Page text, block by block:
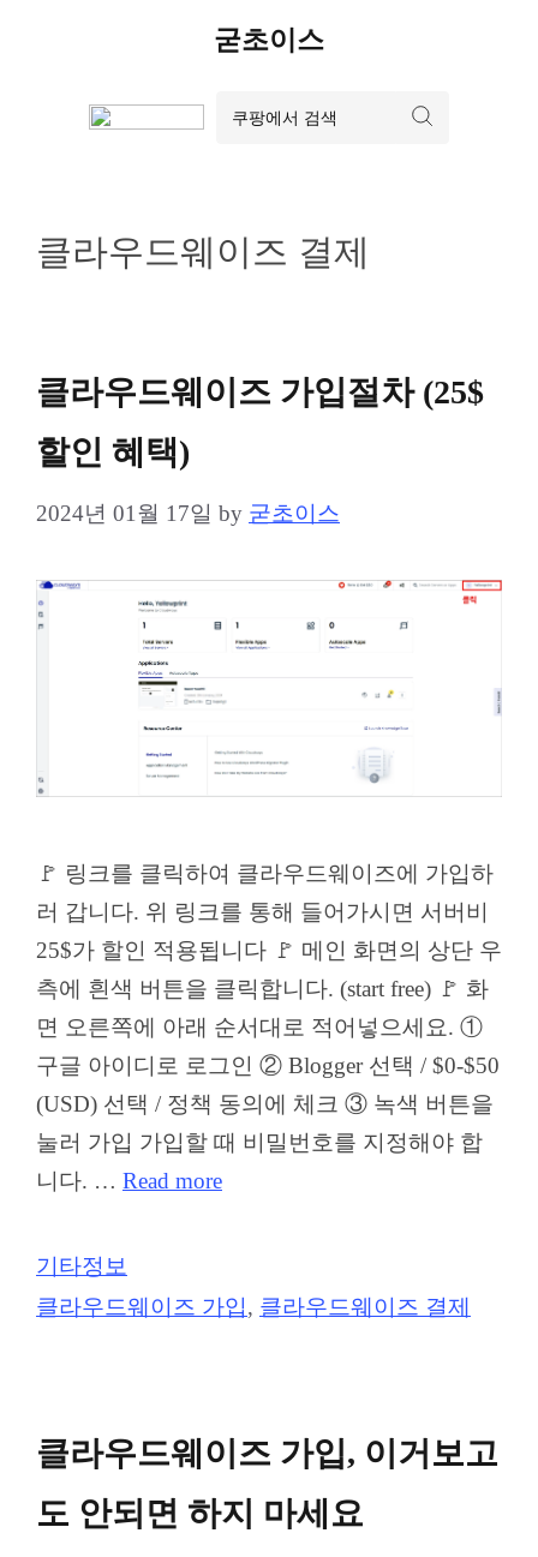
굳초이스
클라우드웨이즈 결제
클라우드웨이즈 가입절차 (25$
할인 혜택)
2024년 01월 17일 by 굳초이스
🚩 링크를 클릭하여 클라우드웨이즈에 가입하
러 갑니다. 위 링크를 통해 들어가시면 서버비
25$가 할인 적용됩니다 🚩 메인 화면의 상단 우
측에 흰색 버튼을 클릭합니다. (start free) 🚩 화
면 오른쪽에 아래 순서대로 적어넣으세요. ①
구글 아이디로 로그인 ② Blogger 선택 / $0-$50
(USD) 선택 / 정책 동의에 체크 ③ 녹색 버튼을
눌러 가입 가입할 때 비밀번호를 지정해야 합
니다. … Read more
Categories
기타정보
Tags
클라우드웨이즈 가입, 클라우드웨이즈 결제
클라우드웨이즈 가입, 이거보고
도 안되면 하지 마세요